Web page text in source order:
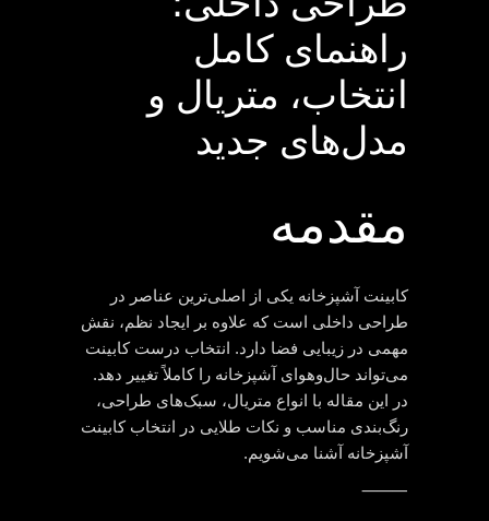
راهنمای کامل
انتخاب، متریال و
مدل‌های جدید
مقدمه
کابینت آشپزخانه یکی از اصلی‌ترین عناصر در
طراحی داخلی است که علاوه بر ایجاد نظم، نقش
مهمی در زیبایی فضا دارد. انتخاب درست کابینت
می‌تواند حال‌وهوای آشپزخانه را کاملاً تغییر دهد.
در این مقاله با انواع متریال، سبک‌های طراحی،
رنگ‌بندی مناسب و نکات طلایی در انتخاب کابینت
آشپزخانه آشنا می‌شویم.
⸻